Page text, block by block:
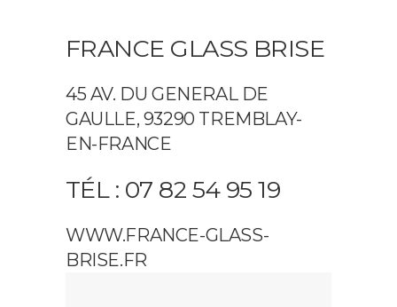
FRANCE GLASS BRISE
45 AV. DU GENERAL DE
GAULLE, 93290 TREMBLAY-
EN-FRANCE
TÉL : 07 82 54 95 19
WWW.FRANCE-GLASS-
BRISE.FR